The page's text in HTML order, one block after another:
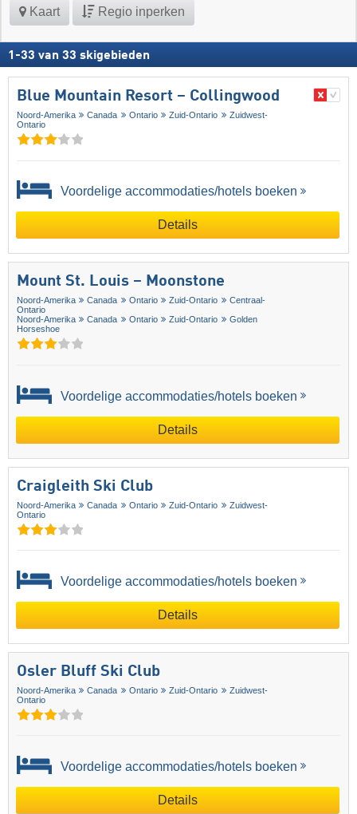
Kaart Regio inperken
1 -33 van 33 skigebieden
Blue Mountain Resort – Collingwood
Noord-Amerika Canada Ontario Zuid-Ontario
Zuidwest-
Ontario
Voordelige accommodaties/hotels boeken
Details
Mount St. Louis – Moonstone
Noord-Amerika Canada Ontario Zuid-Ontario
Centraal-
Ontario
Noord-Amerika
Canada Ontario Zuid-Ontario
Golden
Horseshoe
Voordelige accommodaties/hotels boeken
Details
Craigleith Ski Club
Noord-Amerika Canada Ontario Zuid-Ontario
Zuidwest-
Ontario
Voordelige accommodaties/hotels boeken
Details
Osler Bluff Ski Club
Noord-Amerika Canada Ontario Zuid-Ontario
Zuidwest-
Ontario
Voordelige accommodaties/hotels boeken
Details